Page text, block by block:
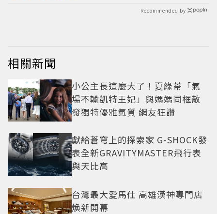
Recommended by
相關新聞
小公主長這麼大了！夏綠蒂「氣
場不輸凱特王妃」與媽媽同框散
發獨特優雅氣質 網友狂讚
獻給蒼穹上的探索家 G-SHOCK發
表全新GRAVITYMASTER飛行表
與天比高
台灣最大愛馬仕 高雄漢神專門店
煥新開幕